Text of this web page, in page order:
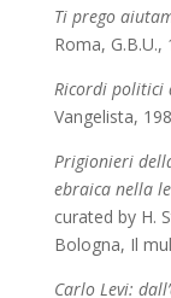
Ti prego
Roma, G.B.U.,
Ricordi politici
Vangelista,
Prigionieri
ebraica nella
curated by H.
Bologna, Il
Carlo Levi: